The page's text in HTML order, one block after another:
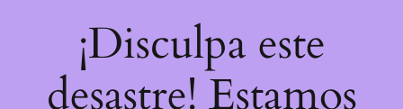
¡Disculpa este
desastre! Estamos